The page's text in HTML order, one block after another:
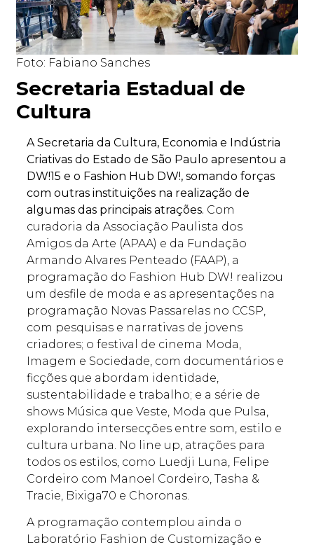
Foto: Fabiano Sanches
Secretaria Estadual de
Cultura
A Secretaria da Cultura, Economia e Indústria
Criativas do Estado de São Paulo apresentou a
DW!15 e o Fashion Hub DW!, somando forças
com outras instituições na realização de
algumas das principais atrações. Com
curadoria da Associação Paulista dos
Amigos da Arte (APAA) e da Fundação
Armando Alvares Penteado (FAAP), a
programação do Fashion Hub DW! realizou
um desfile de moda e as apresentações na
programação Novas Passarelas no CCSP,
com pesquisas e narrativas de jovens
criadores; o festival de cinema Moda,
Imagem e Sociedade, com documentários e
ficções que abordam identidade,
sustentabilidade e trabalho; e a série de
shows Música que Veste, Moda que Pulsa,
explorando intersecções entre som, estilo e
cultura urbana. No line up, atrações para
todos os estilos, como Luedji Luna, Felipe
Cordeiro com Manoel Cordeiro, Tasha &
Tracie, Bixiga70 e Choronas.
A programação contemplou ainda o
Laboratório Fashion de Customização e